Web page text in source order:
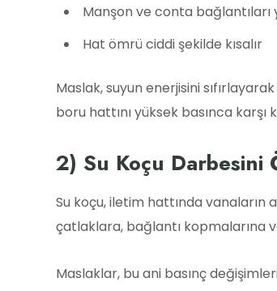
Manşon ve conta bağlantıları
Hat ömrü ciddi şekilde kısalır
Maslak, suyun enerjisini
boru hattını yüksek basınca karşı
2) Su Koçu Darbesini
Su koçu, iletim hattında vanaların
çatlaklara, bağlantı kopmalarına
Maslaklar, bu ani basınç